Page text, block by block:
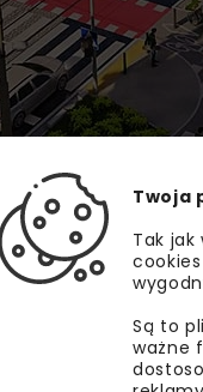
Twoja
Tak
Są to
ważne